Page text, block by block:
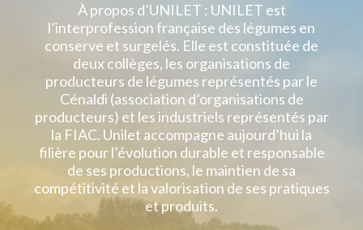
À propos d’UNILET : UNILET est
l’interprofession française des légumes en
conserve et surgelés. Elle est constituée de
deux collèges, les organisations de
producteurs de légumes représentés par le
Cénaldi (association d’organisations de
producteurs) et les industriels représentés par
la FIAC. Unilet accompagne aujourd’hui la
filière pour l’évolution durable et responsable
de ses productions, le maintien de sa
compétitivité et la valorisation de ses pratiques
et produits.